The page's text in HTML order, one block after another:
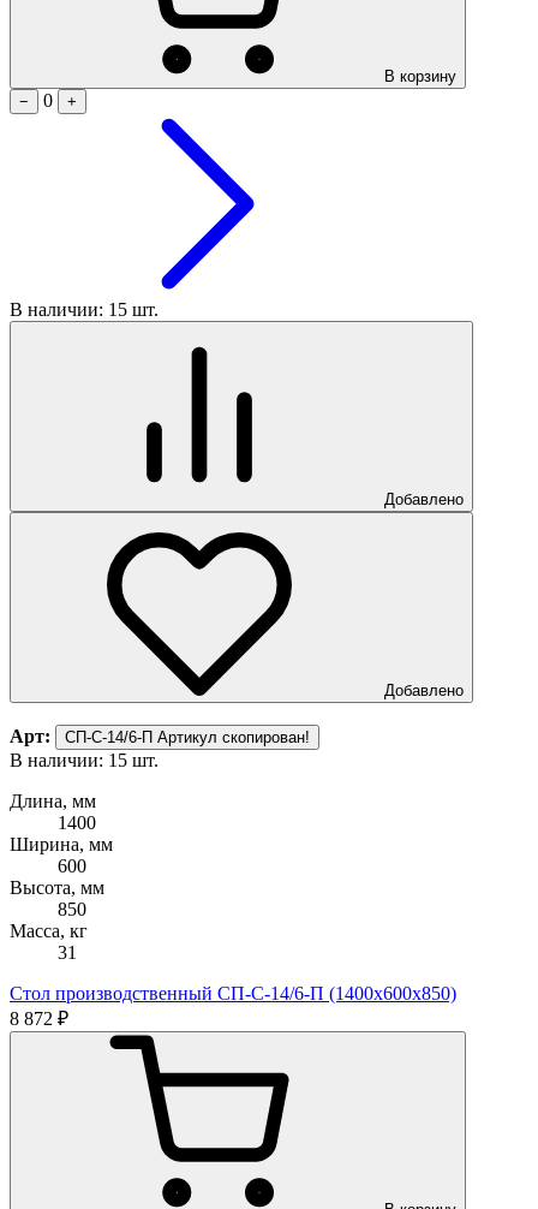
В корзину
−
0 +
В наличии: 15 шт.
Добавлено
Добавлено
Арт: СП-С-14/6-П Артикул скопирован!
В наличии: 15 шт.
Длина, мм
1400
Ширина, мм
600
Высота, мм
850
Масса, кг
31
Стол производственный СП-С-14/6-П (1400х600х850)
8 872 ₽